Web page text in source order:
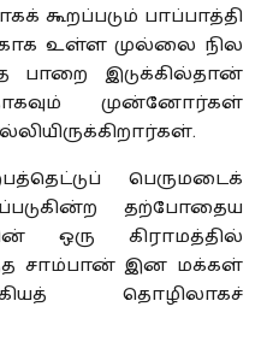
கூறப்படும் பாப்பாத்தி
உள்ள முல்லை நில
பாறை இடுக்கில்தான்
முன்னோர்கள்
பெருமடைக்
தற்போதைய
ஒரு கிராமத்தில்
சாம்பான் இன மக்கள்
தொழிலாகச்